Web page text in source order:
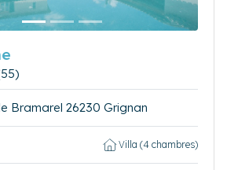
Bramarel 26230 Grignan
Villa (4 chambres)